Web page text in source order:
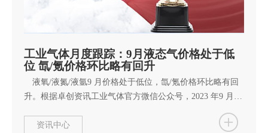
工业气体月度跟踪：9月液态气价格处于低
位 氙/氪价格环比略有回升
液氧/液氮/液氩9 月价格处于低位，氙/氪价格环比略有回
升。根据卓创资讯工业气体官方微信公众号，2023 年9 月市
场差异化明显，工业气价格涨跌互现。 具体来看：截至
9 月26 日，1）液氧：市场价格跌多涨少，液氧月均价491
资讯中心